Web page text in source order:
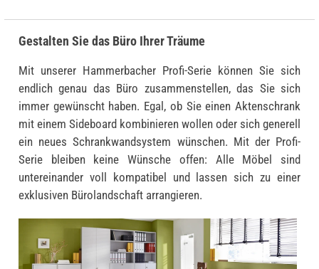
Gestalten Sie das Büro Ihrer Träume
Mit unserer Hammerbacher Profi-Serie können Sie sich
endlich genau das Büro zusammenstellen, das Sie sich
immer gewünscht haben. Egal, ob Sie einen Aktenschrank
mit einem Sideboard kombinieren wollen oder sich generell
ein neues Schrankwandsystem wünschen. Mit der Profi-
Serie bleiben keine Wünsche offen: Alle Möbel sind
untereinander voll kompatibel und lassen sich zu einer
exklusiven Bürolandschaft arrangieren.